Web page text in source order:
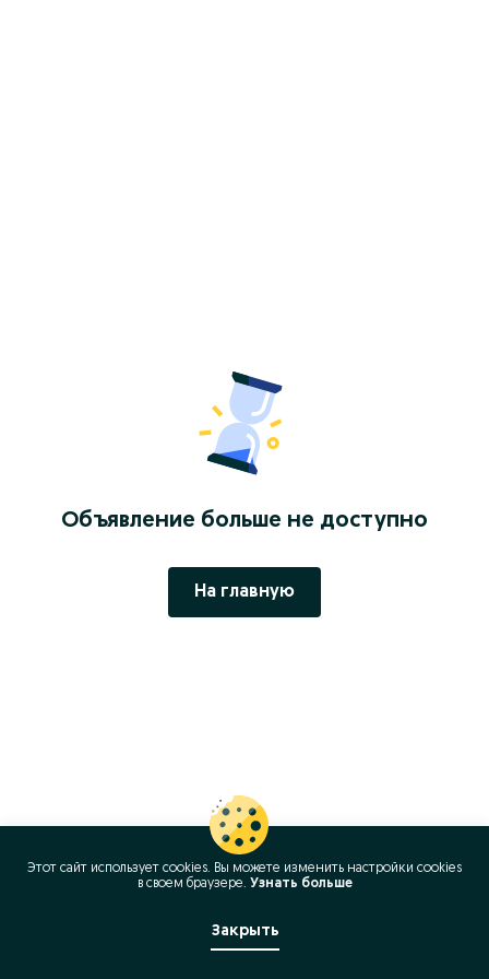
Объявление больше не доступно
На главную
Этот сайт использует cookies. Вы можете изменить настройки cookies
в своeм браузере. Узнать больше
Закрыть